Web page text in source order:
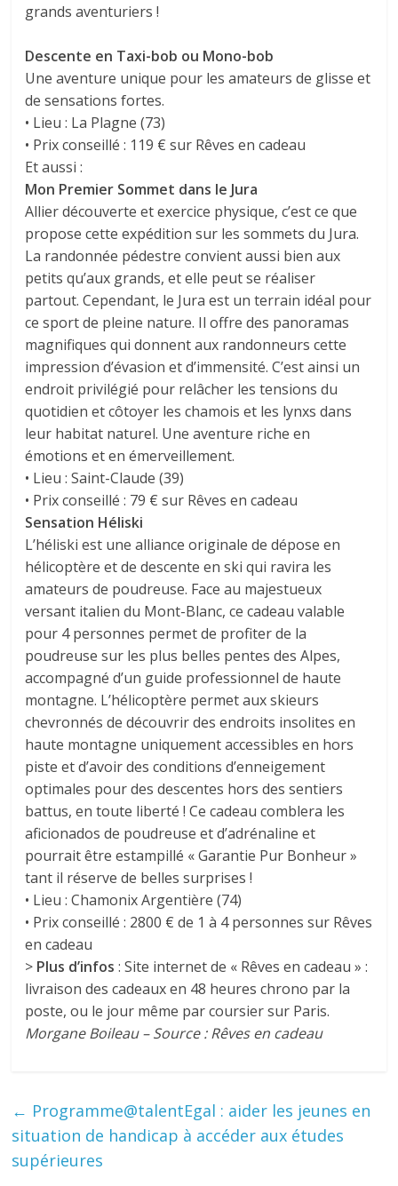
grands aventuriers !
Descente en Taxi-bob ou Mono-bob
Une aventure unique pour les amateurs de glisse et
de sensations fortes.
• Lieu : La Plagne (73)
• Prix conseillé : 119 € sur Rêves en cadeau
Et aussi :
Mon Premier Sommet dans le Jura
Allier découverte et exercice physique, c’est ce que
propose cette expédition sur les sommets du Jura.
La randonnée pédestre convient aussi bien aux
petits qu’aux grands, et elle peut se réaliser
partout. Cependant, le Jura est un terrain idéal pour
ce sport de pleine nature. Il offre des panoramas
magnifiques qui donnent aux randonneurs cette
impression d’évasion et d’immensité. C’est ainsi un
endroit privilégié pour relâcher les tensions du
quotidien et côtoyer les chamois et les lynxs dans
leur habitat naturel. Une aventure riche en
émotions et en émerveillement.
• Lieu : Saint-Claude (39)
• Prix conseillé : 79 € sur Rêves en cadeau
Sensation Héliski
L’héliski est une alliance originale de dépose en
hélicoptère et de descente en ski qui ravira les
amateurs de poudreuse. Face au majestueux
versant italien du Mont-Blanc, ce cadeau valable
pour 4 personnes permet de profiter de la
poudreuse sur les plus belles pentes des Alpes,
accompagné d’un guide professionnel de haute
montagne. L’hélicoptère permet aux skieurs
chevronnés de découvrir des endroits insolites en
haute montagne uniquement accessibles en hors
piste et d’avoir des conditions d’enneigement
optimales pour des descentes hors des sentiers
battus, en toute liberté ! Ce cadeau comblera les
aficionados de poudreuse et d’adrénaline et
pourrait être estampillé « Garantie Pur Bonheur »
tant il réserve de belles surprises !
• Lieu : Chamonix Argentière (74)
• Prix conseillé : 2800 € de 1 à 4 personnes sur Rêves
en cadeau
> Plus d’infos : Site internet de « Rêves en cadeau » :
livraison des cadeaux en 48 heures chrono par la
poste, ou le jour même par coursier sur Paris.
Morgane Boileau – Source : Rêves en cadeau
← Programme@talentEgal : aider les jeunes en
situation de handicap à accéder aux études
supérieures